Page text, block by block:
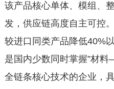
该产品核心单体、模组、
发，供应链高度自主可控
较进口同类产品降低40%
是国内少数同时掌握”材
全链条核心技术的企业，